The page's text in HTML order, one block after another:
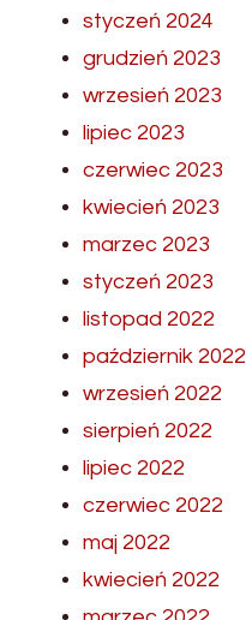
styczeń 2024
grudzień 2023
wrzesień 2023
lipiec 2023
czerwiec 2023
kwiecień 2023
marzec 2023
styczeń 2023
listopad 2022
październik 2022
wrzesień 2022
sierpień 2022
lipiec 2022
czerwiec 2022
maj 2022
kwiecień 2022